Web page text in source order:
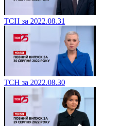
ТСН за 2022.08.31
ТСН за 2022.08.30